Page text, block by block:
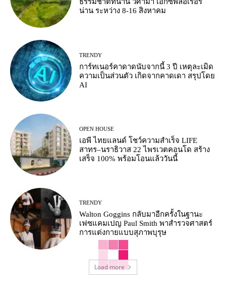
น่าน ระหว่าง 8-16 สิงหาคม
TRENDY
การ์ทเนอร์คาดาดนับจากนี้ 3 ปี เหตุละเมิด
ความเป็นส่วนตัว เกิดจากคาดเดา สรุปโดย
AI
OPEN HOUSE
เอพี ไทยแลนด์ โชว์ความสำเร็จ LIFE
สาทร–นราธิวาส 22 ไพรเวตคอนโด สร้าง
เสร็จ 100% พร้อมโอนแล้ววันนี้
TRENDY
Walton Goggins กลับมาอีกครั้งในฐานะ
เฟซแคมเปญ Paul Smith พาสำรวจศาสตร์
การแต่งกายแบบสุภาพบุรุษ
Load more